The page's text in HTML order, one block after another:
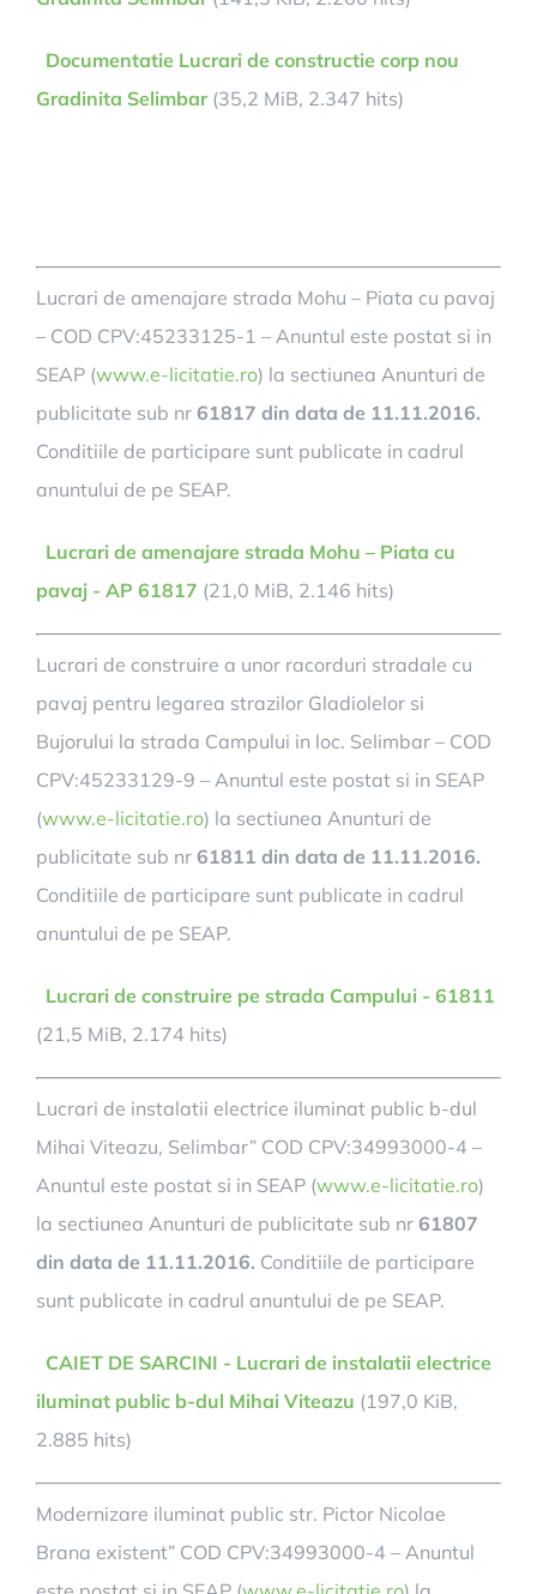
Documentatie Lucrari de constructie corp nou
Gradinita Selimbar(35,2 MiB, 2.347 hits)
Lucrari de amenajare strada Mohu – Piata cu pavaj
– COD CPV:45233125-1 – Anuntul este postat si in
SEAP (www.e-licitatie.ro) la sectiunea Anunturi de
publicitate sub nr 61817 din data de 11.11.2016.
Conditiile de participare sunt publicate in cadrul
anuntului de pe SEAP.
Lucrari de amenajare strada Mohu – Piata cu
pavaj - AP 61817 (21,0 MiB, 2.146 hits)
Lucrari de construire a unor racorduri stradale cu
pavaj pentru legarea strazilor Gladiolelor si
Bujorului la strada Campului in loc. Selimbar – COD
CPV:45233129-9 – Anuntul este postat si in SEAP
(www.e-licitatie.ro) la sectiunea Anunturi de
publicitate sub nr 61811 din data de 11.11.2016.
Conditiile de participare sunt publicate in cadrul
anuntului de pe SEAP.
Lucrari de construire pe strada Campului - 61811
(21,5 MiB, 2.174 hits)
Lucrari de instalatii electrice iluminat public b-dul
Mihai Viteazu, Selimbar” COD CPV:34993000-4 –
Anuntul este postat si in SEAP (www.e-licitatie.ro)
la sectiunea Anunturi de publicitate sub nr 61807
din data de 11.11.2016. Conditiile de participare
sunt publicate in cadrul anuntului de pe SEAP.
CAIET DE SARCINI - Lucrari de instalatii electrice
iluminat public b-dul Mihai Viteazu (197,0 KiB,
2.885 hits)
Modernizare iluminat public str. Pictor Nicolae
Brana existent” COD CPV:34993000-4 – Anuntul